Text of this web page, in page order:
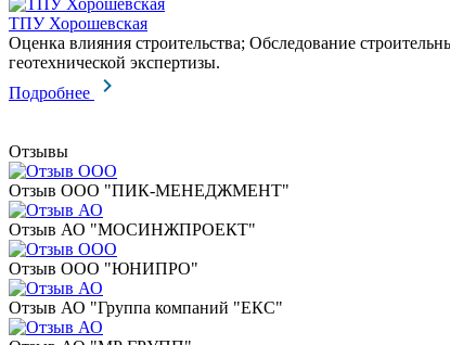
ТПУ Хорошевская
Оценка влияния строительства; Обследование
геотехнической экспертизы.
Подробнее
Отзывы
Отзыв ООО "ПИК-МЕНЕДЖМЕНТ"
Отзыв АО "МОСИНЖПРОЕКТ"
Отзыв ООО "ЮНИПРО"
Отзыв АО "Группа компаний "ЕКС"